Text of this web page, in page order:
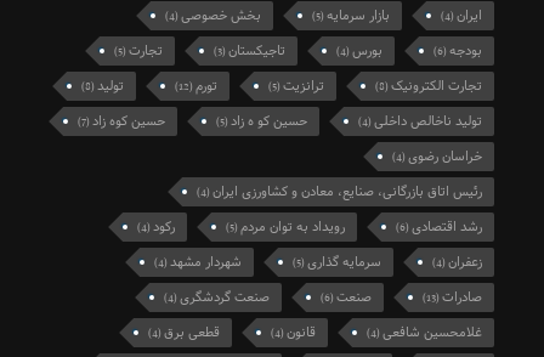
ایران(4) بازار سرمایه(5) بخش خصوصی(4)
بودجه(6) بورس(4) تاجیکستان(3) تجارت(5)
تجارت الکترونیک(8) ترانزیت(5) تورم(12) تولید(8)
تولید ناخالص داخلی(4) حسین کو ه زاد(5) حسین کوه زاد(7)
خراسان رضوی(4)
رئیس اتاق بازرگانی، صنایع، معادن و کشاورزی ایران(4)
رشد اقتصادی(6) رویداد به توان مردم(5) رکود(4)
زعفران(4) سرمایه گذاری(5) شهردار مشهد(4)
صادرات(13) صنعت(6) صنعت گردشگری(4)
غلامحسین شافعی(4) قانون(4) قطعی برق(4)